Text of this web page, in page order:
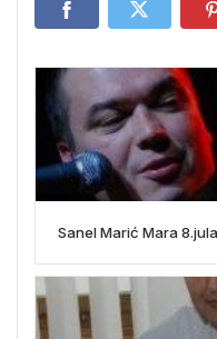
Sanel Marić Mara